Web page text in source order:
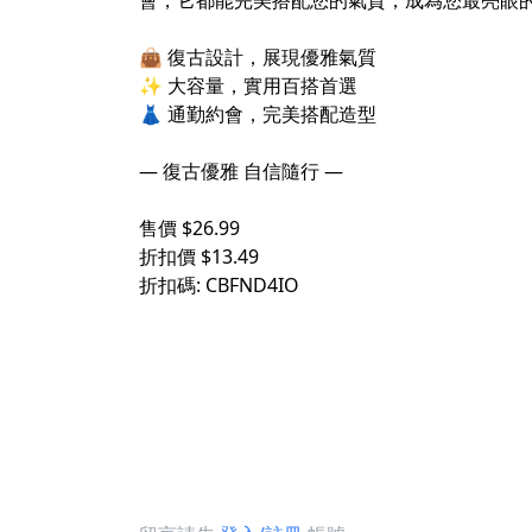
👜 復古設計，展現優雅氣質
✨ 大容量，實用百搭首選
👗 通勤約會，完美搭配造型
— 復古優雅 自信隨行 —
售價 $26.99
折扣價 $13.49
折扣碼: CBFND4IO